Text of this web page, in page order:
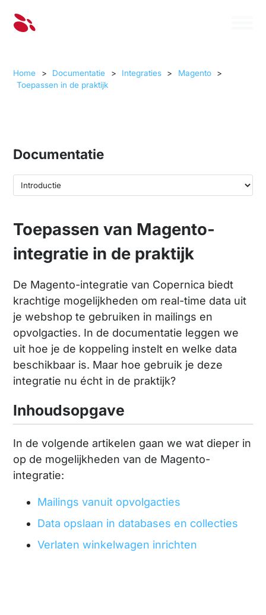
Home > Documentatie > Integraties > Magento
>
Toepassen in de praktijk
Documentatie
Toepassen van Magento-
integratie in de praktijk
De Magento-integratie van Copernica biedt
krachtige mogelijkheden om real-time data uit
je webshop te gebruiken in mailings en
opvolgacties. In de documentatie leggen we
uit hoe je de koppeling instelt en welke data
beschikbaar is. Maar hoe gebruik je deze
integratie nu écht in de praktijk?
Inhoudsopgave
In de volgende artikelen gaan we wat dieper in
op de mogelijkheden van de Magento-
integratie:
Mailings vanuit opvolgacties
Data opslaan in databases en collecties
Verlaten winkelwagen inrichten